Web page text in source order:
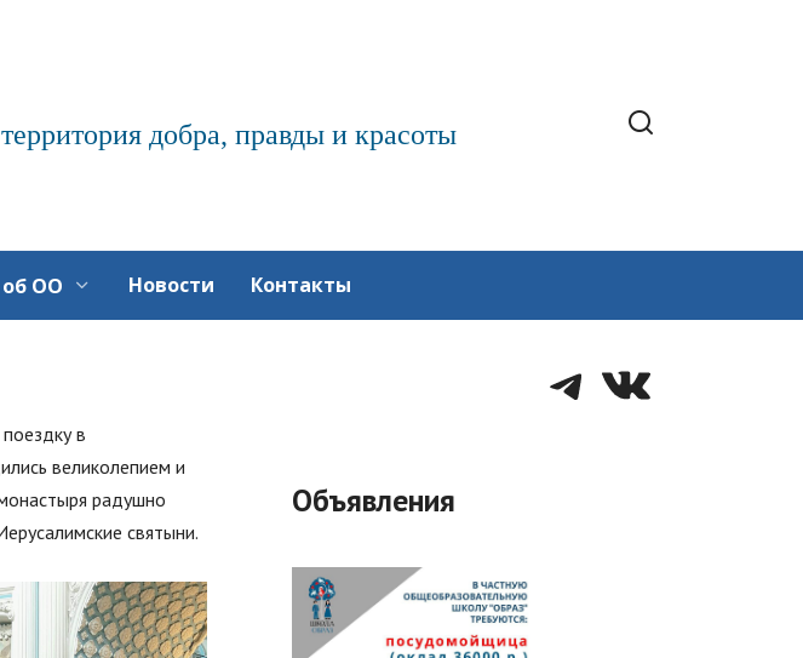
добра, правды и красоты
ОО Новости Контакты
в
великолепием и
радушно
святыни.
Telegram
VK
Объявления